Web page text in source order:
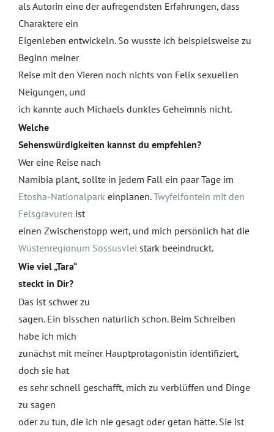
als Autorin eine der aufregendsten Erfahrungen, dass
Charaktere ein
Eigenleben entwickeln. So wusste ich beispielsweise zu
Beginn meiner
Reise mit den Vieren noch nichts von Felix sexuellen
Neigungen, und
ich kannte auch Michaels dunkles Geheimnis nicht.
Welche
Sehenswürdigkeiten kannst du empfehlen?
Wer eine Reise nach
Namibia plant, sollte in jedem Fall ein paar Tage im
Etosha-Nationalpark einplanen.Twyfelfontein mit den
Felsgravuren ist
einen Zwischenstopp wert, und mich persönlich hat die
Wüstenregionum Sossusvlei stark beeindruckt.
Wie viel „Tara“
steckt in Dir?
Das ist schwer zu
sagen. Ein bisschen natürlich schon. Beim Schreiben
habe ich mich
zunächst mit meiner Hauptprotagonistin identifiziert,
doch sie hat
es sehr schnell geschafft, mich zu verblüffen und Dinge
zu sagen
oder zu tun, die ich nie gesagt oder getan hätte. Sie ist